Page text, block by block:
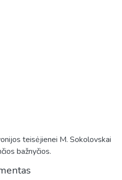
teisėjienei M. Sokolovskai
bažnyčios.